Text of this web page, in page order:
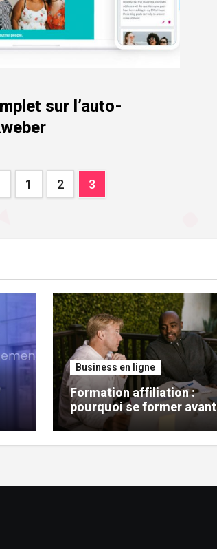
sur l’auto-
1 2 3
Business en ligne
Formation affiliation :
pourquoi se former avant
de se lancer ?